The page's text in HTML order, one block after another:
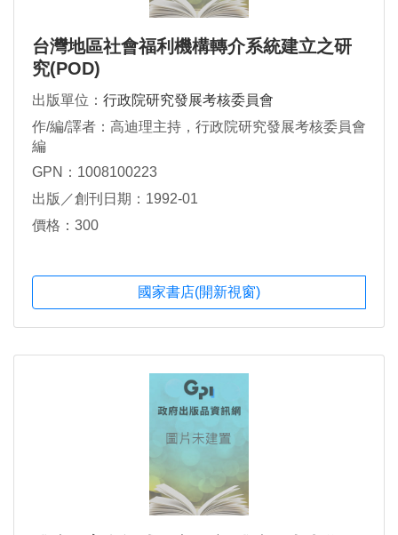
台灣地區社會福利機構轉介系統建立之研
究(POD)
出版單位： 行政院研究發展考核委員會
作/編/譯者：高迪理主持，行政院研究發展考核委員會
編
GPN：1008100223
出版／創刊日期：1992-01
價格：300
國家書店(開新視窗)